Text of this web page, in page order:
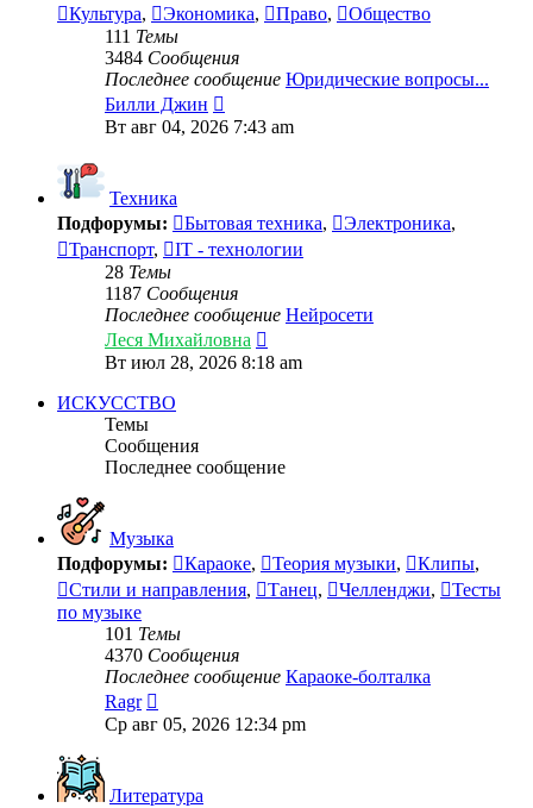
Культура, Экономика, Право,
Общество
111 Темы
3484 Сообщения
Последнее сообщение Юридические вопросы...
Билли Джин
к
Вт авг 04, 2026 7:43 am
Техника
Подфорумы:
Бытовая техника, Электроника,
Транспорт,
IT - технологии
28 Темы
1187 Сообщения
Последнее сообщение Нейросети
Леся Михайловна
к
Вт июл 28, 2026 8:18 am
ИСКУССТВО
Темы
Сообщения
Последнее сообщение
Музыка
Подфорумы:
Караоке, Теория музыки, Клипы,
Стили и направления, Танец, Челленджи,
Тесты
по музыке
101 Темы
4370 Сообщения
Последнее сообщение Караоке-болталка
Ragr
к
Ср авг 05, 2026 12:34 pm
Литература